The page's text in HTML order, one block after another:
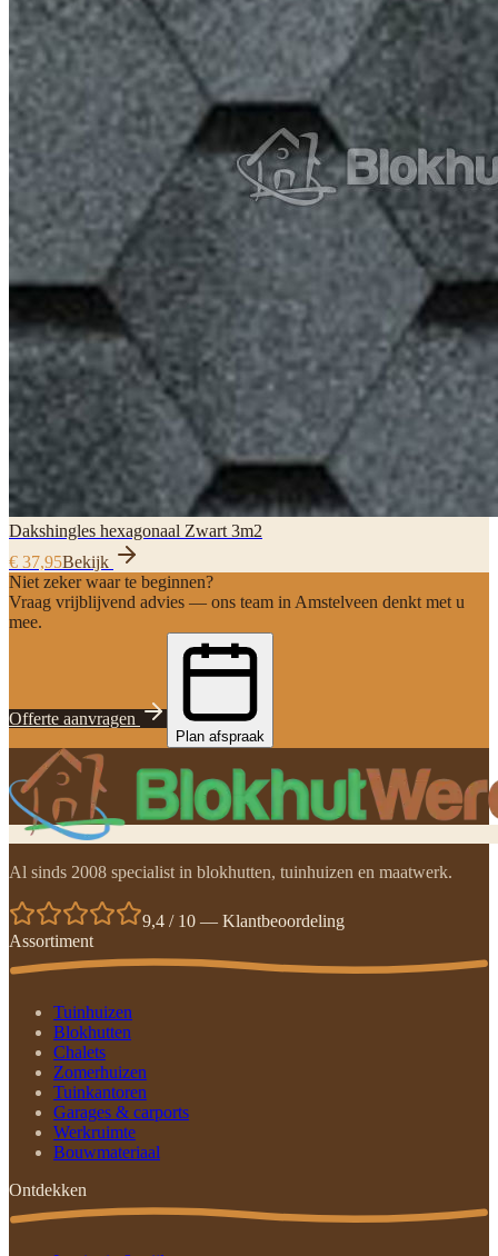
Dakshingles hexagonaal Zwart 3m2
€ 37,95Bekijk
Niet zeker waar te beginnen?
Vraag vrijblijvend advies — ons team in Amstelveen denkt met u
mee.
Offerte aanvragen
Plan afspraak
Al sinds 2008 specialist in blokhutten, tuinhuizen en maatwerk.
9,4 / 10 — Klantbeoordeling
Assortiment
Tuinhuizen
Blokhutten
Chalets
Zomerhuizen
Tuinkantoren
Garages & carports
Werkruimte
Bouwmateriaal
Ontdekken